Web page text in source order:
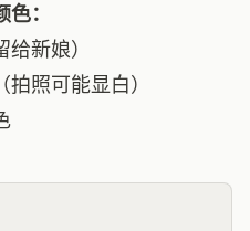
：
新娘）
照可能显白）